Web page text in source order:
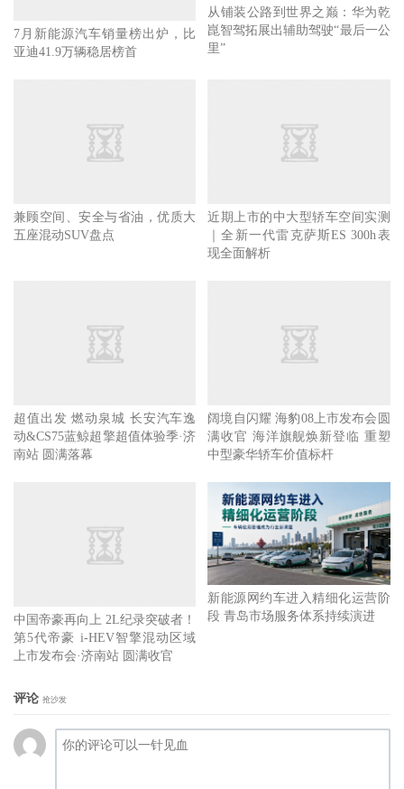
7月新能源汽车销量榜出炉，比
亚迪41.9万辆稳居榜首
从铺装公路到世界之巅：华为乾
崑智驾拓展出辅助驾驶“最后一公
里”
兼顾空间、安全与省油，优质大
五座混动SUV盘点
近期上市的中大型轿车空间实测
｜全新一代雷克萨斯ES 300h表
现全面解析
超值出发 燃动泉城 长安汽车逸
动&CS75蓝鲸超擎超值体验季·济
南站 圆满落幕
阔境自闪耀 海豹08上市发布会圆
满收官 海洋旗舰焕新登临 重塑
中型豪华轿车价值标杆
中国帝豪再向上 2L纪录突破者！
第5代帝豪 i-HEV智擎混动区域
上市发布会·济南站 圆满收官
新能源网约车进入精细化运营阶
段 青岛市场服务体系持续演进
评论 抢沙发